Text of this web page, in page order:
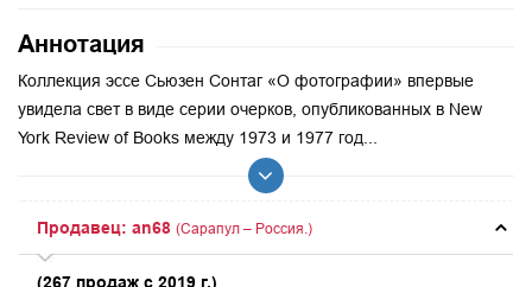
Аннотация
Коллекция эссе Сьюзен Сонтаг «О фотографии» впервые
увидела свет в виде серии очерков, опубликованных в New
York Review of Books между 1973 и 1977 год...
Продавец: an68 (Сарапул – Россия.)
(267 продаж с 2019 г.)